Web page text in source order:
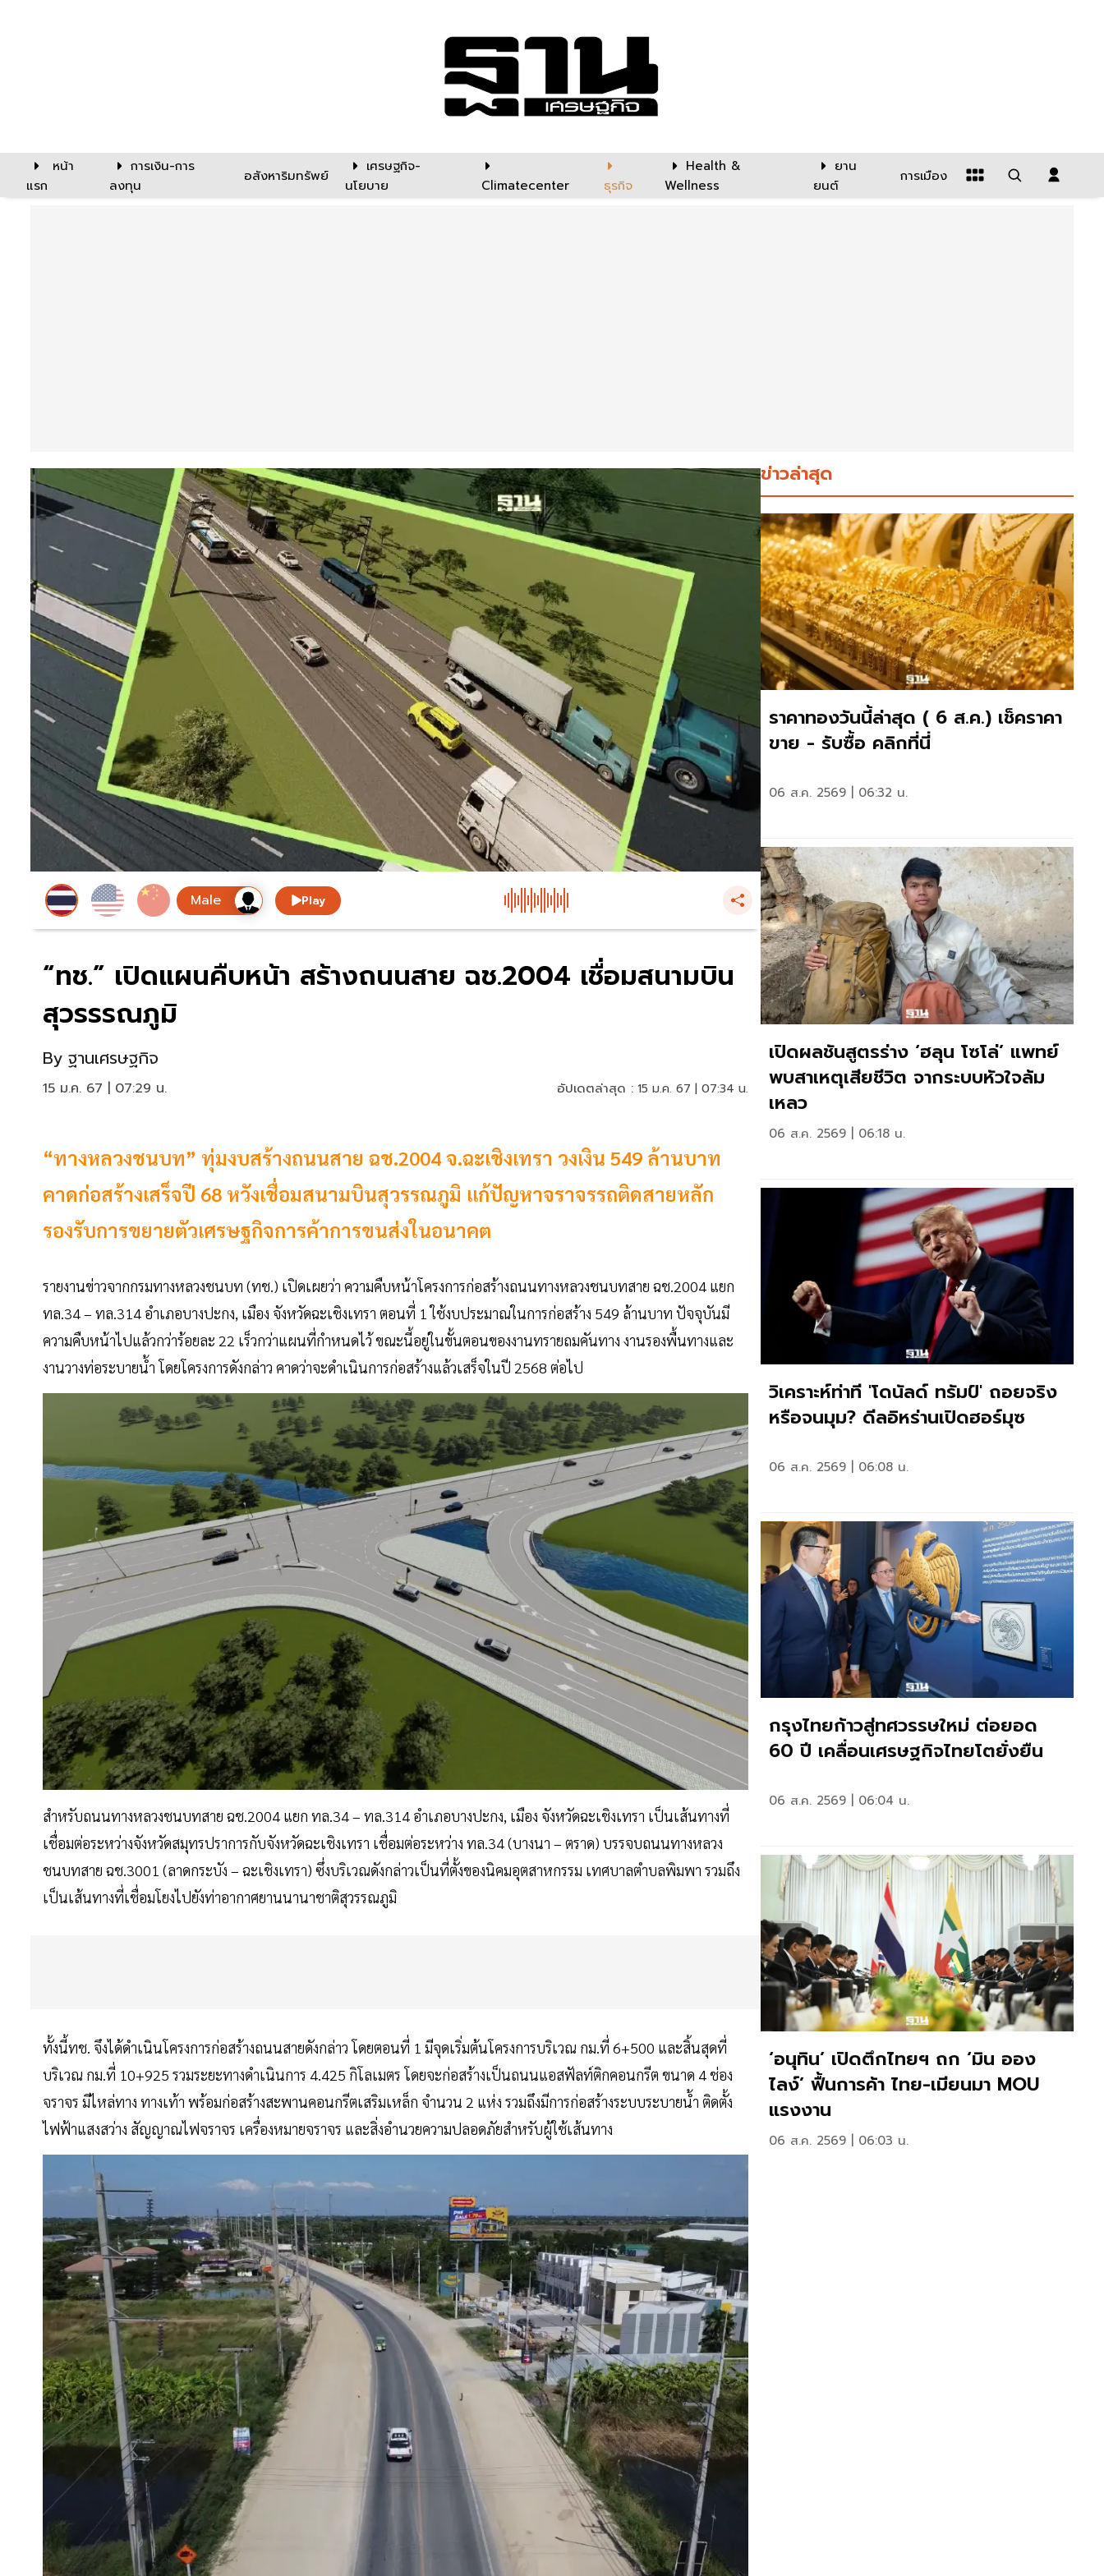
หน้า
แรก
การเงิน-การ
ลงทุน
อสังหาริมทรัพย์
เศรษฐกิจ-
นโยบาย
Climatecenter ธุรกิจ
Health &
Wellness
ยาน
ยนต์
การเมือง
Play
“ทช.” เปิดแผนคืบหน้า สร้างถนนสาย ฉช.2004 เชื่อมสนามบิน
สุวรรรณภูมิ
By ฐานเศรษฐกิจ
15 ม.ค. 67 | 07:29 น. อัปเดตล่าสุด : 15 ม.ค. 67 | 07:34 น.
“ทางหลวงชนบท” ทุ่มงบสร้างถนนสาย ฉช.2004 จ.ฉะเชิงเทรา วงเงิน 549 ล้านบาท
คาดก่อสร้างเสร็จปี 68 หวังเชื่อมสนามบินสุวรรณภูมิ แก้ปัญหาจราจรรถติดสายหลัก
รองรับการขยายตัวเศรษฐกิจการค้าการขนส่งในอนาคต
รายงานข่าวจากกรมทางหลวงชนบท (ทช.) เปิดเผยว่า ความคืบหน้าโครงการก่อสร้างถนนทางหลวงชนบทสาย ฉช.2004 แยก
ทล.34 – ทล.314 อำเภอบางปะกง, เมือง จังหวัดฉะเชิงเทรา ตอนที่ 1 ใช้งบประมาณในการก่อสร้าง 549 ล้านบาท ปัจจุบันมี
ความคืบหน้าไปแล้วกว่าร้อยละ 22 เร็วกว่าแผนที่กำหนดไว้ ขณะนี้อยู่ในขั้นตอนของงานทรายถมคันทาง งานรองพื้นทางและ
งานวางท่อระบายน้ำ โดยโครงการดังกล่าว คาดว่าจะดำเนินการก่อสร้างแล้วเสร็จในปี 2568 ต่อไป
สำหรับถนนทางหลวงชนบทสาย ฉช.2004 แยก ทล.34 – ทล.314 อำเภอบางปะกง, เมือง จังหวัดฉะเชิงเทรา เป็นเส้นทางที่
เชื่อมต่อระหว่างจังหวัดสมุทรปราการกับจังหวัดฉะเชิงเทรา เชื่อมต่อระหว่าง ทล.34 (บางนา – ตราด) บรรจบถนนทางหลวง
ชนบทสาย ฉช.3001 (ลาดกระบัง – ฉะเชิงเทรา) ซึ่งบริเวณดังกล่าวเป็นที่ตั้งของนิคมอุตสาหกรรม เทศบาลตำบลพิมพา รวมถึง
เป็นเส้นทางที่เชื่อมโยงไปยังท่าอากาศยานนานาชาติสุวรรณภูมิ
ทั้งนี้ทช. จึงได้ดำเนินโครงการก่อสร้างถนนสายดังกล่าว โดยตอนที่ 1 มีจุดเริ่มต้นโครงการบริเวณ กม.ที่ 6+500 และสิ้นสุดที่
บริเวณ กม.ที่ 10+925 รวมระยะทางดำเนินการ 4.425 กิโลเมตร โดยจะก่อสร้างเป็นถนนแอสฟัลท์ติกคอนกรีต ขนาด 4 ช่อง
จราจร มีไหล่ทาง ทางเท้า พร้อมก่อสร้างสะพานคอนกรีตเสริมเหล็ก จำนวน 2 แห่ง รวมถึงมีการก่อสร้างระบบระบายน้ำ ติดตั้ง
ไฟฟ้าแสงสว่าง สัญญาณไฟจราจร เครื่องหมายจราจร และสิ่งอำนวยความปลอดภัยสำหรับผู้ใช้เส้นทาง
ข่าวล่าสุด
ราคาทองวันนี้ล่าสุด ( 6 ส.ค.) เช็คราคา
ขาย - รับซื้อ คลิกที่นี่
06 ส.ค. 2569 | 06:32 น.
เปิดผลชันสูตรร่าง ‘ฮลุน โซโล่’ แพทย์
พบสาเหตุเสียชีวิต จากระบบหัวใจล้ม
เหลว
06 ส.ค. 2569 | 06:18 น.
วิเคราะห์ท่าที 'โดนัลด์ ทรัมป์' ถอยจริง
หรือจนมุม? ดีลอิหร่านเปิดฮอร์มุซ
06 ส.ค. 2569 | 06:08 น.
กรุงไทยก้าวสู่ทศวรรษใหม่ ต่อยอด
60 ปี เคลื่อนเศรษฐกิจไทยโตยั่งยืน
06 ส.ค. 2569 | 06:04 น.
‘อนุทิน’ เปิดตึกไทยฯ ถก ‘มิน ออง
ไลง์’ ฟื้นการค้า ไทย-เมียนมา MOU
แรงงาน
06 ส.ค. 2569 | 06:03 น.